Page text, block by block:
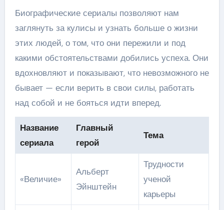
Биографические сериалы позволяют нам
заглянуть за кулисы и узнать больше о жизни
этих людей, о том, что они пережили и под
какими обстоятельствами добились успеха. Они
вдохновляют и показывают, что невозможного не
бывает — если верить в свои силы, работать
над собой и не бояться идти вперед.
Название
сериала
Главный
герой
Тема
«Величие»
Альберт
Эйнштейн
Трудности
ученой
карьеры